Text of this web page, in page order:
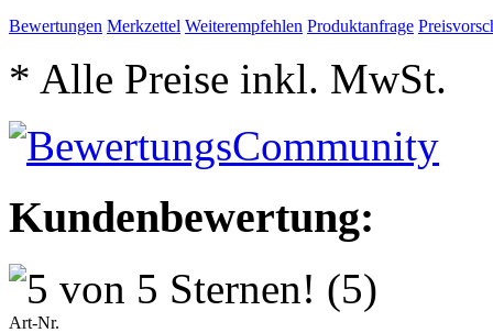
Bewertungen Merkzettel Weiterempfehlen Produktanfrage
* Alle Preise inkl. MwSt.
Kundenbewertung:
(5)
Art-Nr.